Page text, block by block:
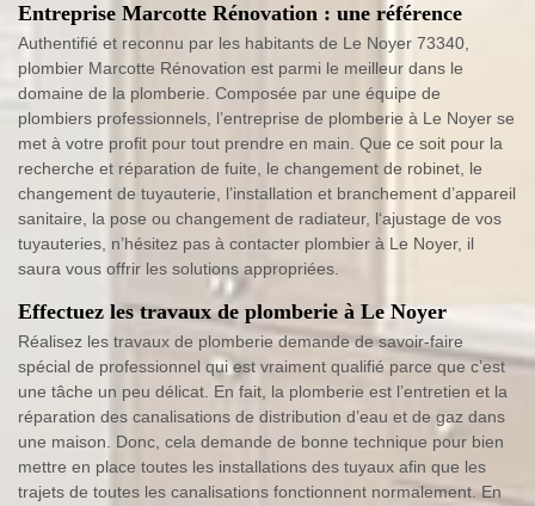
Entreprise Marcotte Rénovation : une référence
Authentifié et reconnu par les habitants de Le Noyer 73340,
plombier Marcotte Rénovation est parmi le meilleur dans le
domaine de la plomberie. Composée par une équipe de
plombiers professionnels, l’entreprise de plomberie à Le Noyer se
met à votre profit pour tout prendre en main. Que ce soit pour la
recherche et réparation de fuite, le changement de robinet, le
changement de tuyauterie, l’installation et branchement d’appareil
sanitaire, la pose ou changement de radiateur, l‘ajustage de vos
tuyauteries, n’hésitez pas à contacter plombier à Le Noyer, il
saura vous offrir les solutions appropriées.
Effectuez les travaux de plomberie à Le Noyer
Réalisez les travaux de plomberie demande de savoir-faire
spécial de professionnel qui est vraiment qualifié parce que c’est
une tâche un peu délicat. En fait, la plomberie est l’entretien et la
réparation des canalisations de distribution d’eau et de gaz dans
une maison. Donc, cela demande de bonne technique pour bien
mettre en place toutes les installations des tuyaux afin que les
trajets de toutes les canalisations fonctionnent normalement. En